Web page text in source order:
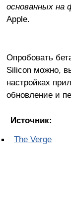
основанных на
Apple.
Опробовать
Silicon можно,
настройках
обновление и
Источник:
The Verge